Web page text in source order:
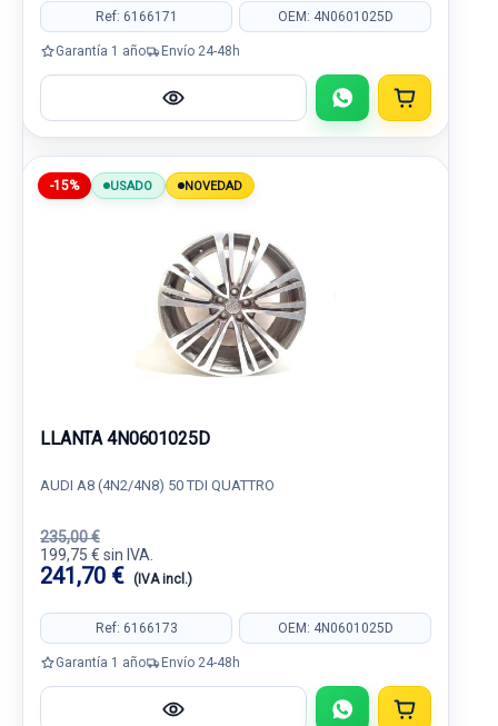
Ref: 6166171 OEM: 4N0601025D
Garantía 1 año Envío 24-48h
-15% USADO NOVEDAD
LLANTA 4N0601025D
AUDI A8 (4N2/4N8) 50 TDI QUATTRO
235,00 €
199,75 € sin IVA.
241,70 € (IVA incl.)
Ref: 6166173 OEM: 4N0601025D
Garantía 1 año Envío 24-48h